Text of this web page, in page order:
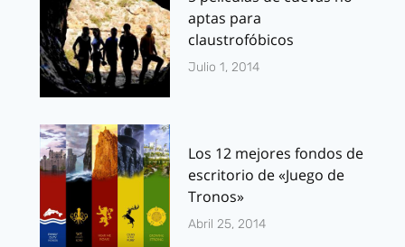
aptas para
claustrofóbicos
Julio 1, 2014
Los 12 mejores fondos de
escritorio de «Juego de
Tronos»
Abril 25, 2014